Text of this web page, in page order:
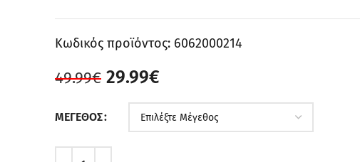
Κωδικός προϊόντος: 6062000214
49.99€ 29.99€
ΜΈΓΕΘΟΣ